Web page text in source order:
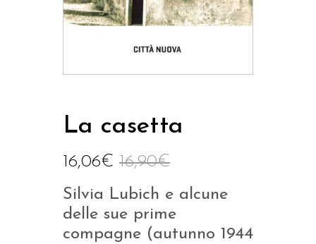
La casetta
16,90€
16,06€
Silvia Lubich e alcune
delle sue prime
compagne (autunno 1944